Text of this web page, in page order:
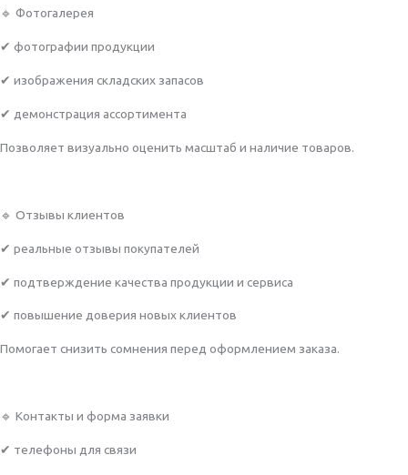
🔹 Фотогалерея
✔ фотографии продукции
✔ изображения складских запасов
✔ демонстрация ассортимента
Позволяет визуально оценить масштаб и наличие товаров.
🔹 Отзывы клиентов
✔ реальные отзывы покупателей
✔ подтверждение качества продукции и сервиса
✔ повышение доверия новых клиентов
Помогает снизить сомнения перед оформлением заказа.
🔹 Контакты и форма заявки
✔ телефоны для связи